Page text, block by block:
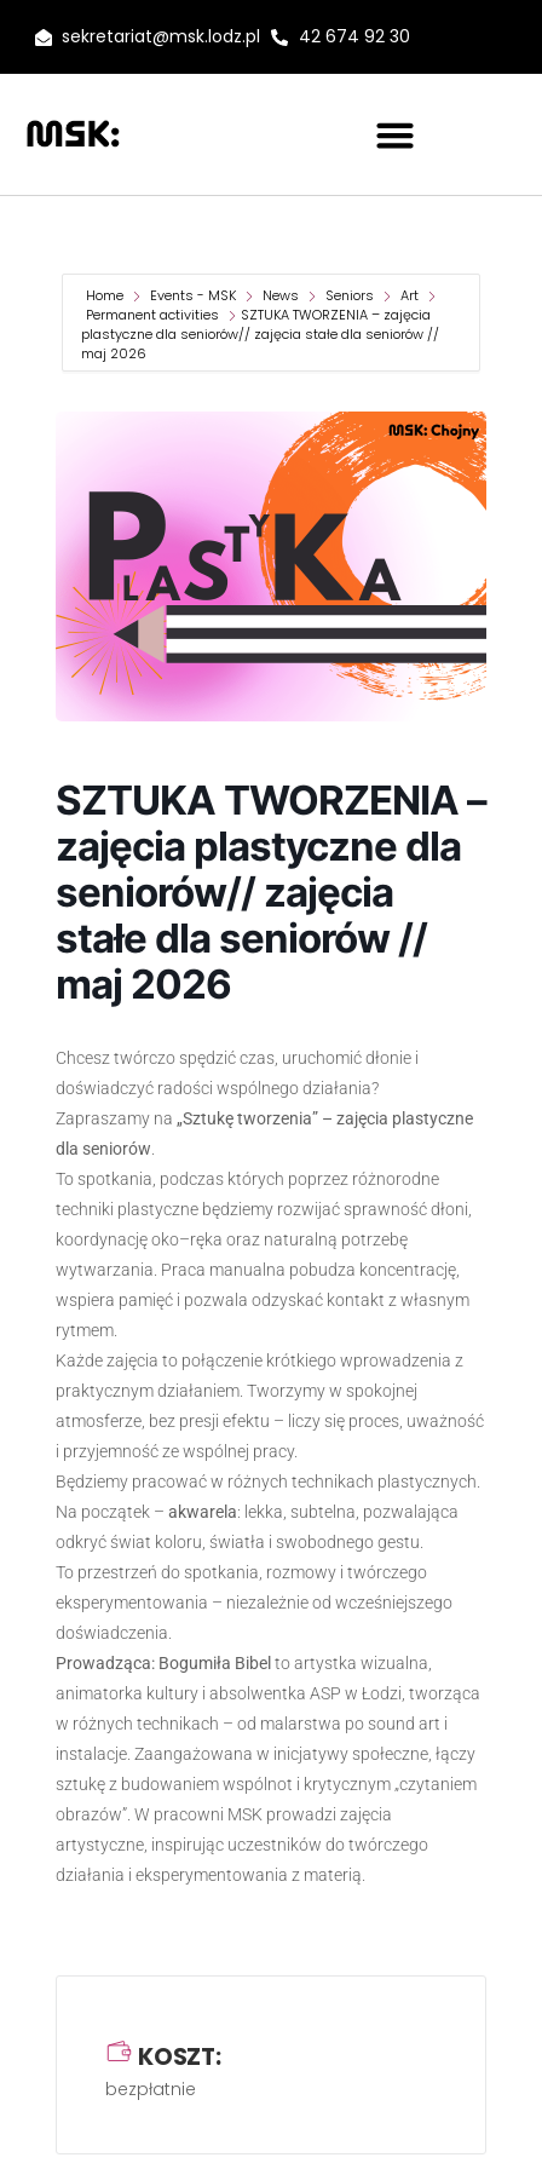
sekretariat@msk.lodz.pl 42 674 92 30
Home Events - MSK News Seniors
Art
Permanent activities
SZTUKA TWORZENIA – zajęcia
plastyczne dla seniorów// zajęcia stałe dla seniorów //
maj 2026
SZTUKA TWORZENIA –
zajęcia plastyczne dla
seniorów// zajęcia
stałe dla seniorów //
maj 2026
Chcesz twórczo spędzić czas, uruchomić dłonie i
doświadczyć radości wspólnego działania?
Zapraszamy na „Sztukę tworzenia” – zajęcia plastyczne
dla seniorów
To spotkania, podczas których poprzez różnorodne
techniki plastyczne będziemy rozwijać sprawność dłoni,
koordynację oko–ręka oraz naturalną potrzebę
wytwarzania. Praca manualna pobudza koncentrację,
wspiera pamięć i pozwala odzyskać kontakt z własnym
rytmem.
Każde zajęcia to połączenie krótkiego wprowadzenia z
praktycznym działaniem. Tworzymy w spokojnej
atmosferze, bez presji efektu – liczy się proces, uważność
i przyjemność ze wspólnej pracy.
Będziemy pracować w różnych technikach plastycznych.
Na początek – akwarela: lekka, subtelna, pozwalająca
odkryć świat koloru, światła i swobodnego gestu.
To przestrzeń do spotkania, rozmowy i twórczego
eksperymentowania – niezależnie od wcześniejszego
doświadczenia.
Prowadząca: Bogumiła Bibel to artystka wizualna,
animatorka kultury i absolwentka ASP w Łodzi, tworząca
w różnych technikach – od malarstwa po sound art i
instalacje. Zaangażowana w inicjatywy społeczne, łączy
sztukę z budowaniem wspólnot i krytycznym „czytaniem
obrazów”. W pracowni MSK prowadzi zajęcia
artystyczne, inspirując uczestników do twórczego
działania i eksperymentowania z materią.
KOSZT:
bezpłatnie